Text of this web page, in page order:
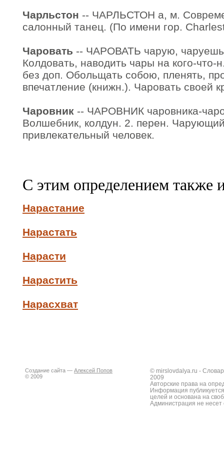
Чарльстон -- ЧАРЛЬСТОН а, м.
салонный танец. (По имени гор.
Чаровать -- ЧАРОВАТЬ чарую,
Колдовать, наводить чары на кого-что-
без доп. Обольщать собою, пленять,
впечатление (книжн.). Чаровать своей
Чаровник -- ЧАРОВНИК чаровника-
Волшебник, колдун. 2. перен.
привлекательный человек.
С этим определением также
Нарастание
Нарастать
Нарасти
Нарастить
Нарасхват
Создание сайта — Алексей Попов
© 2009
© mirslovdalya.ru -
2009
Авторские права на
Информация
целей и основана на
Администрация не несет